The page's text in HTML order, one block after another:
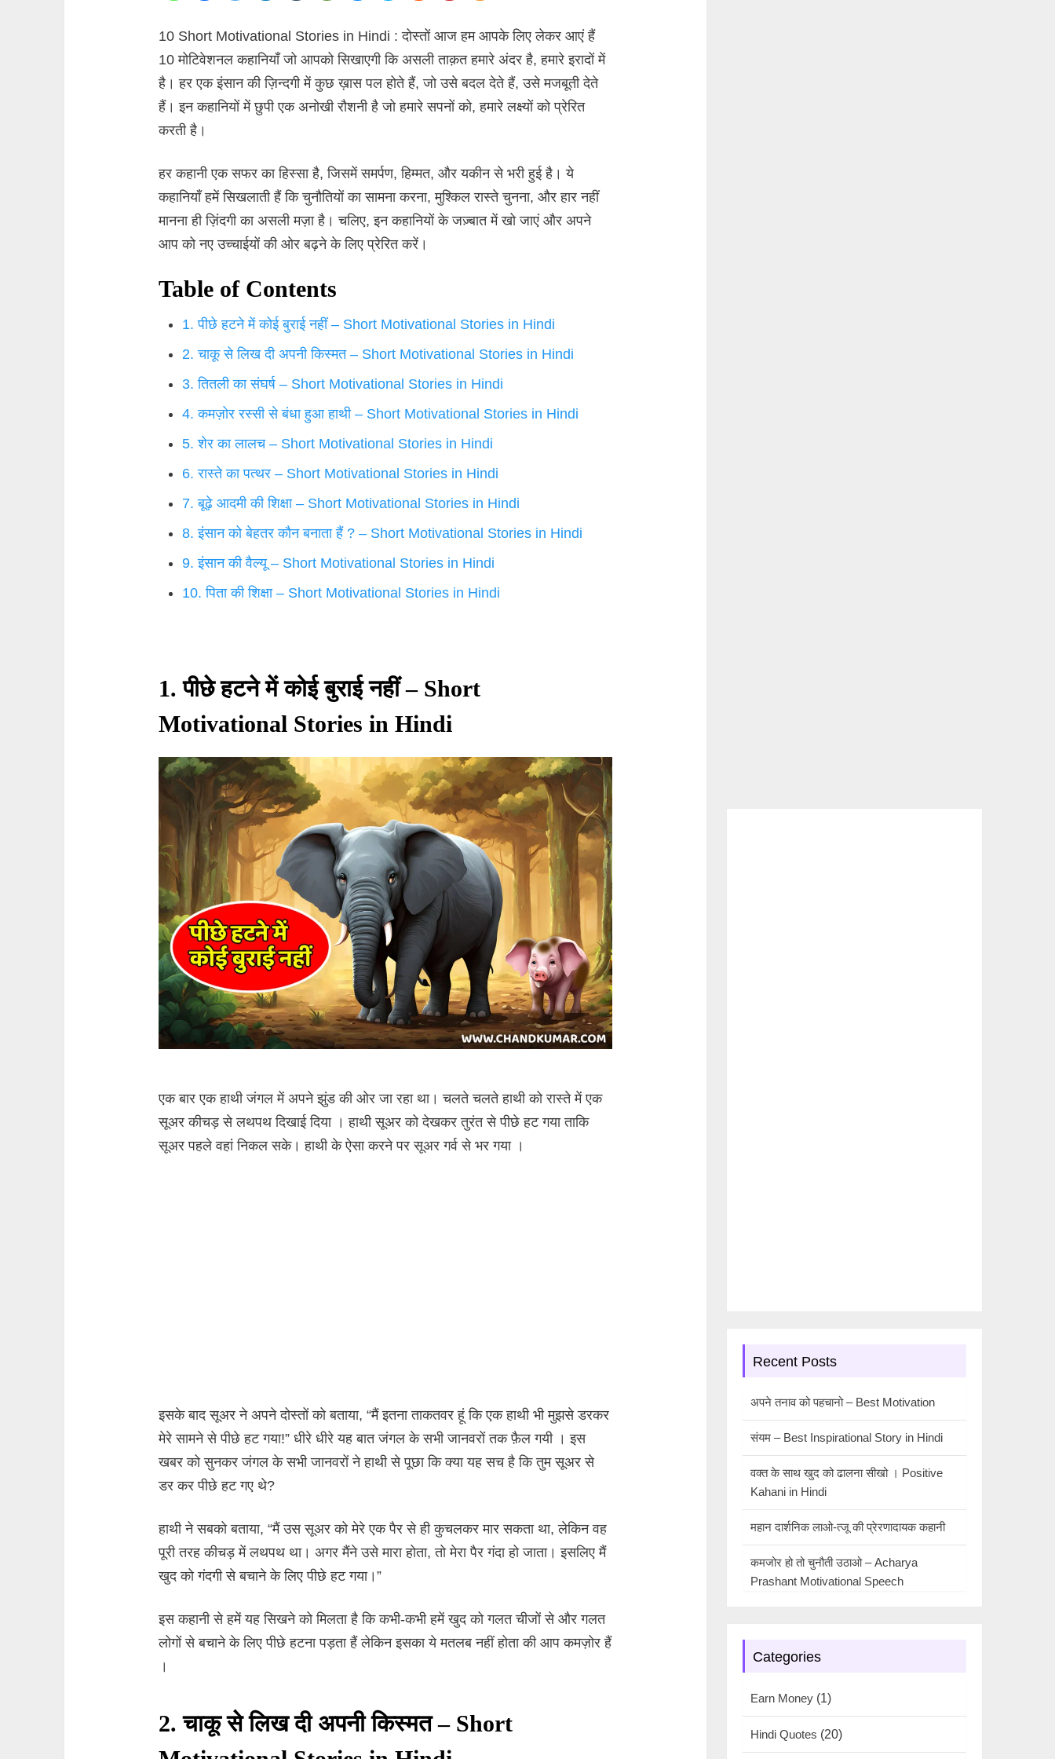
10 Short Motivational Stories in Hindi : दोस्तों आज हम आपके लिए लेकर आएं हैं
10 मोटिवेशनल कहानियाँ जो आपको सिखाएगी कि असली ताक़त हमारे अंदर है, हमारे इरादों में
है। हर एक इंसान की ज़िन्दगी में कुछ ख़ास पल होते हैं, जो उसे बदल देते हैं, उसे मजबूती देते
हैं। इन कहानियों में छुपी एक अनोखी रौशनी है जो हमारे सपनों को, हमारे लक्ष्यों को प्रेरित
करती है।
हर कहानी एक सफर का हिस्सा है, जिसमें समर्पण, हिम्मत, और यकीन से भरी हुई है। ये
कहानियाँ हमें सिखलाती हैं कि चुनौतियों का सामना करना, मुश्किल रास्ते चुनना, और हार नहीं
मानना ही ज़िंदगी का असली मज़ा है। चलिए, इन कहानियों के जज़्बात में खो जाएं और अपने
आप को नए उच्चाईयों की ओर बढ़ने के लिए प्रेरित करें।
Table of Contents
1. पीछे हटने में कोई बुराई नहीं – Short Motivational Stories in Hindi
2. चाकू से लिख दी अपनी किस्मत – Short Motivational Stories in Hindi
3. तितली का संघर्ष – Short Motivational Stories in Hindi
4. कमज़ोर रस्सी से बंधा हुआ हाथी – Short Motivational Stories in Hindi
5. शेर का लालच – Short Motivational Stories in Hindi
6. रास्ते का पत्थर – Short Motivational Stories in Hindi
7. बूढ़े आदमी की शिक्षा – Short Motivational Stories in Hindi
8. इंसान को बेहतर कौन बनाता हैं ? – Short Motivational Stories in Hindi
9. इंसान की वैल्यू – Short Motivational Stories in Hindi
10. पिता की शिक्षा – Short Motivational Stories in Hindi
1. पीछे हटने में कोई बुराई नहीं – Short
Motivational Stories in Hindi
एक बार एक हाथी जंगल में अपने झुंड की ओर जा रहा था। चलते चलते हाथी को रास्ते में एक
सूअर कीचड़ से लथपथ दिखाई दिया । हाथी सूअर को देखकर तुरंत से पीछे हट गया ताकि
सूअर पहले वहां निकल सके। हाथी के ऐसा करने पर सूअर गर्व से भर गया ।
इसके बाद सूअर ने अपने दोस्तों को बताया, “मैं इतना ताकतवर हूं कि एक हाथी भी मुझसे डरकर
मेरे सामने से पीछे हट गया!” धीरे धीरे यह बात जंगल के सभी जानवरों तक फ़ैल गयी । इस
खबर को सुनकर जंगल के सभी जानवरों ने हाथी से पूछा कि क्या यह सच है कि तुम सूअर से
डर कर पीछे हट गए थे?
हाथी ने सबको बताया, “मैं उस सूअर को मेरे एक पैर से ही कुचलकर मार सकता था, लेकिन वह
पूरी तरह कीचड़ में लथपथ था। अगर मैंने उसे मारा होता, तो मेरा पैर गंदा हो जाता। इसलिए मैं
खुद को गंदगी से बचाने के लिए पीछे हट गया।”
इस कहानी से हमें यह सिखने को मिलता है कि कभी-कभी हमें खुद को गलत चीजों से और गलत
लोगों से बचाने के लिए पीछे हटना पड़ता हैं लेकिन इसका ये मतलब नहीं होता की आप कमज़ोर हैं
।
2. चाकू से लिख दी अपनी किस्मत – Short
Recent Posts
अपने तनाव को पहचानो – Best Motivation
संयम – Best Inspirational Story in Hindi
वक्त के साथ खुद को ढालना सीखो । Positive
Kahani in Hindi
महान दार्शनिक लाओ-त्जू की प्रेरणादायक कहानी
कमजोर हो तो चुनौती उठाओ – Acharya
Prashant Motivational Speech
Categories
Earn Money (1)
Hindi Quotes (20)